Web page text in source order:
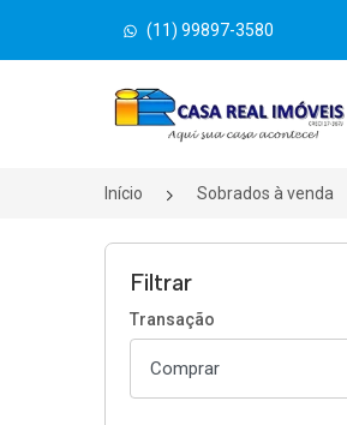
(11) 99897-3580
Página inicial
Início Sobrados à venda
Filtrar
Transação